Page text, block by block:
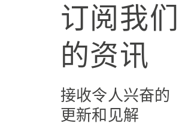
订阅我们
的资讯
接收令人兴奋的
更新和见解